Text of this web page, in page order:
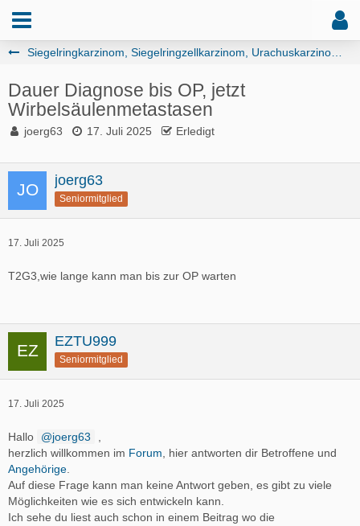
Dauer Diagnose bis OP, jetzt
Wirbelsäulenmetastasen
joerg63 17. Juli 2025 Erledigt
joerg63
Seniormitglied
17. Juli 2025
T2G3,wie lange kann man bis zur OP warten
EZTU999
Seniormitglied
17. Juli 2025
Hallo joerg63
herzlich willkommen im Forum , hier antworten dir Betroffene und
Angehörige
Auf diese Frage kann man keine Antwort geben, es gibt zu viele
Möglichkeiten wie es sich entwickeln kann.
Ich sehe du liest auch schon in einem Beitrag wo die